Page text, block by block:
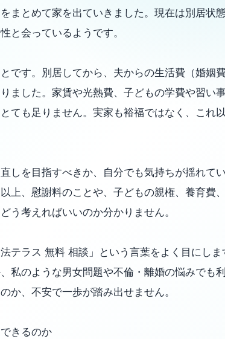
まとめて家を出ていきました。現在は別居状
と会っているようです。
です。別居してから、夫からの生活費（婚姻
ました。家賃や光熱費、子どもの学費や習い
ても足りません。実家も裕福ではなく、これ
しを目指すべきか、自分でも気持ちが揺れて
上、慰謝料のことや、子どもの親権、養育費
う考えればいいのか分かりません。
テラス 無料 相談」という言葉をよく目にしま
私のような男女問題や不倫・離婚の悩みでも
か、不安で一歩が踏み出せません。
きるのか